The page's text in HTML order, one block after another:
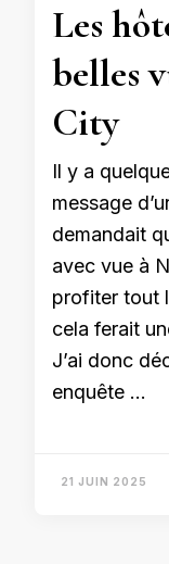
Les
belles
City
Il y a
message
demandait
avec vue à
profiter tout
cela ferait
J’ai donc
enquête …
21 JUIN 2025